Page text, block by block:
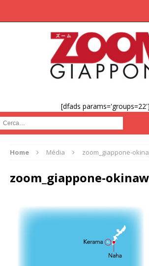
[dfads params='groups=22']
Cerca :
Home Média zoom_giappone-
zoom_giappone-